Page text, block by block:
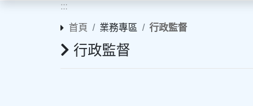
:::
首頁 業務專區 行政監督
行政監督